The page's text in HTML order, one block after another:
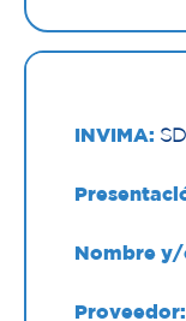
INVIMA:
Nombre y/
Proveedor: